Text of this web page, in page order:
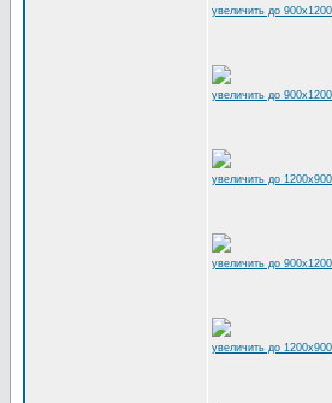
увеличить до 900x1200
увеличить до 900x1200
увеличить до 1200x900
увеличить до 900x1200
увеличить до 1200x900